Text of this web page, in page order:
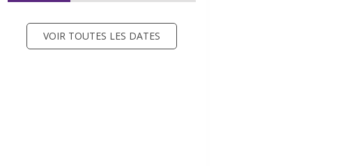
VOIR TOUTES LES DATES